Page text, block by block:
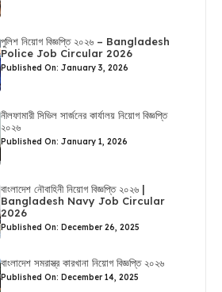
পুলিশ নিয়োগ বিজ্ঞপ্তি ২০২৬ – Bangladesh
Police Job Circular 2026
Published On: January 3, 2026
নীলফামারী সিভিল সার্জনের কার্যালয় নিয়োগ বিজ্ঞপ্তি
২০২৬
Published On: January 1, 2026
বাংলাদেশ নৌবাহিনী নিয়োগ বিজ্ঞপ্তি ২০২৬ |
Bangladesh Navy Job Circular
2026
Published On: December 26, 2025
বাংলাদেশ সমরাস্ত্র কারখানা নিয়োগ বিজ্ঞপ্তি ২০২৬
Published On: December 14, 2025